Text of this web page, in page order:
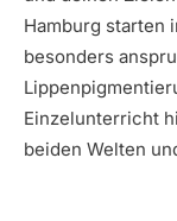
Hamburg starten
besonders
Einzelunterricht
beiden Welten